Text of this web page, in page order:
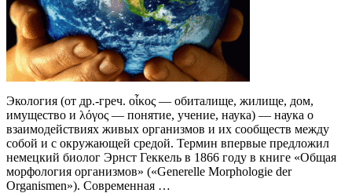
Экология (от др.-греч. οἶκος — обиталище, жилище, дом,
имущество и λόγος — понятие, учение, наука) — наука о
взаимодействиях живых организмов и их сообществ между
собой и с окружающей средой. Термин впервые предложил
немецкий биолог Эрнст Геккель в 1866 году в книге «Общая
морфология организмов» («Generelle Morphologie der
Organismen»). Современная …